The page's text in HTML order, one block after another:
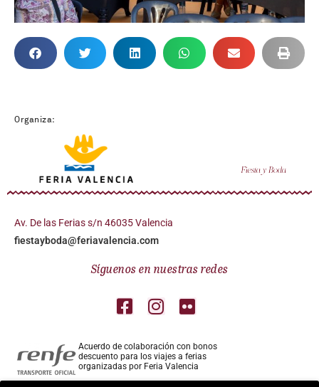
Organiza:
Av. De las Ferias s/n 46035 Valencia
fiestayboda@feriavalencia.com
Síguenos en nuestras redes
Acuerdo de colaboración con bonos
descuento para los viajes a ferias
organizadas por Feria Valencia